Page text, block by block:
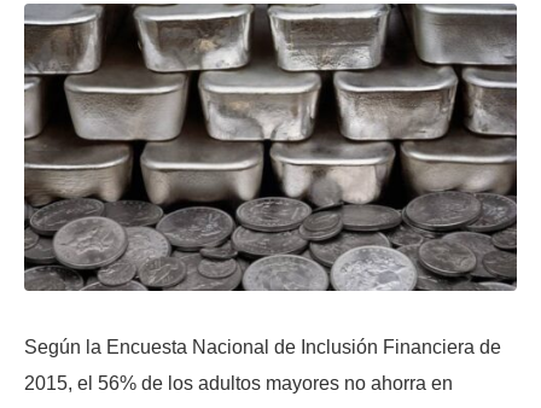
Según la Encuesta Nacional de Inclusión Financiera de
2015, el 56% de los adultos mayores no ahorra en